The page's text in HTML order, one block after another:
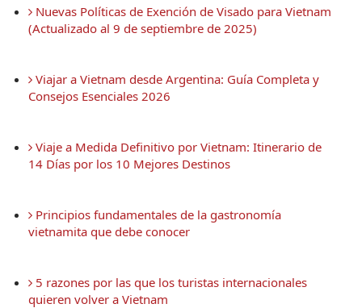
Nuevas Políticas de Exención de Visado para Vietnam
(Actualizado al 9 de septiembre de 2025)
Viajar a Vietnam desde Argentina: Guía Completa y
Consejos Esenciales 2026
Viaje a Medida Definitivo por Vietnam: Itinerario de
14 Días por los 10 Mejores Destinos
Principios fundamentales de la gastronomía
vietnamita que debe conocer
5 razones por las que los turistas internacionales
quieren volver a Vietnam